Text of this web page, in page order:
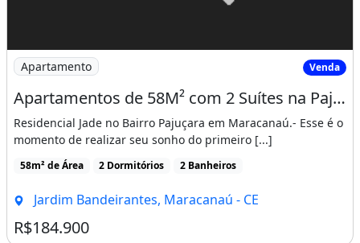
Imagem: Apartamentos de 58M² com 2 Suítes na Pajuçara
Apartamento Venda
Apartamentos de 58M² com 2 Suítes na Pajuçara, 800 Metros da Ce 060 Proximo a Pre
Residencial Jade no Bairro Pajuçara em Maracanaú.- Esse é o
momento de realizar seu sonho do primeiro [...]
58m² de Área 2 Dormitórios 2 Banheiros
Jardim Bandeirantes, Maracanaú - CE
R$184.900